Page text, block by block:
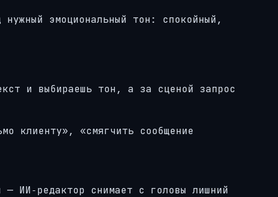
эмоциональный тон: спокойный,
и выбираешь тон, а за сценой запрос
клиенту», «смягчить сообщение
ИИ‑редактор снимает с головы лишний